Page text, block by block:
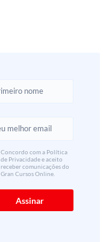
Concordo com a Política
de Privacidade e aceito
receber comunicações do
Gran Cursos Online.